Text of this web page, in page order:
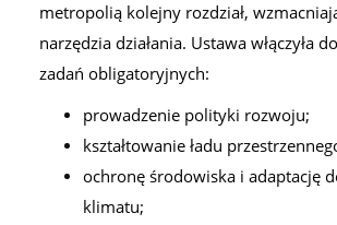
metropolią kolejny rozdział,
narzędzia działania. Ustawa włączyła
zadań obligatoryjnych:
prowadzenie polityki rozwoju;
kształtowanie ładu
ochronę środowiska i adaptację
klimatu;